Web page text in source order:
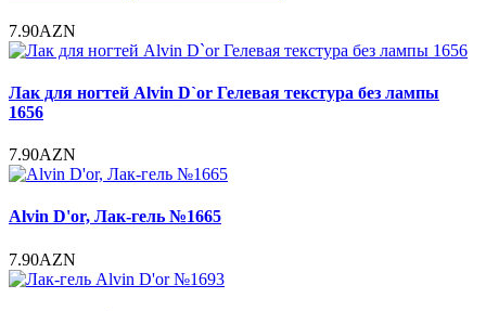
7.90AZN
Лак для ногтей Alvin D`or Гелевая текстура без лампы
1656
7.90AZN
Alvin D'or, Лак-гель №1665
7.90AZN